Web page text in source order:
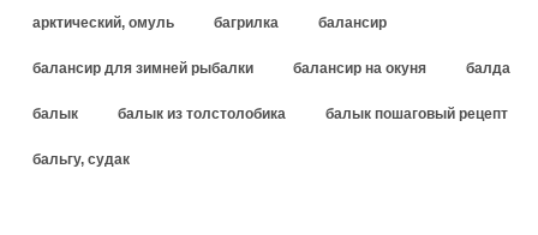
арктический, омуль багрилка балансир
балансир для зимней рыбалки балансир на окуня балда
балык балык из толстолобика балык пошаговый рецепт
бальгу, судак